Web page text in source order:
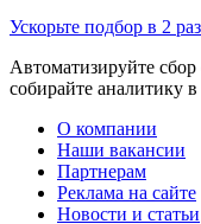
Ускорьте подбор в 2
Автоматизируйте сбор
собирайте аналитику
О компании
Наши вакансии
Партнерам
Реклама на сайте
Новости и статьи